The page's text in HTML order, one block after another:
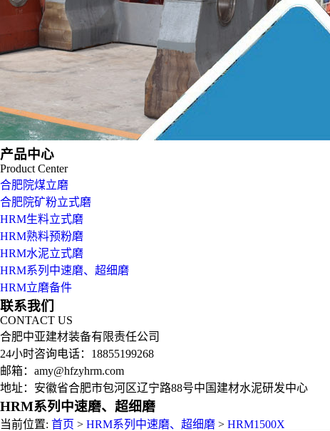
产品中心
Product Center
合肥院煤立磨
合肥院矿粉立式磨
HRM生料立式磨
HRM熟料预粉磨
HRM水泥立式磨
HRM系列中速磨、超细磨
HRM立磨备件
联系我们
CONTACT US
合肥中亚建材装备有限责任公司
24小时咨询电话：18855199268
邮箱：amy@hfzyhrm.com
地址：安徽省合肥市包河区辽宁路88号中国建材水泥研发中心
HRM系列中速磨、超细磨
当前位置: 首页 > HRM系列中速磨、超细磨 > HRM1500X